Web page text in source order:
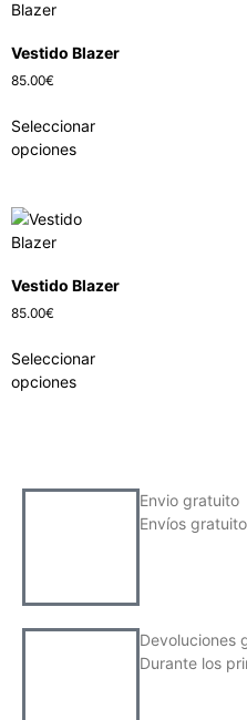
Vestido Blazer
85.00€
Seleccionar
opciones
Vestido Blazer
85.00€
Seleccionar
opciones
Envio gratuito
Envíos
Devoluciones
Durante los